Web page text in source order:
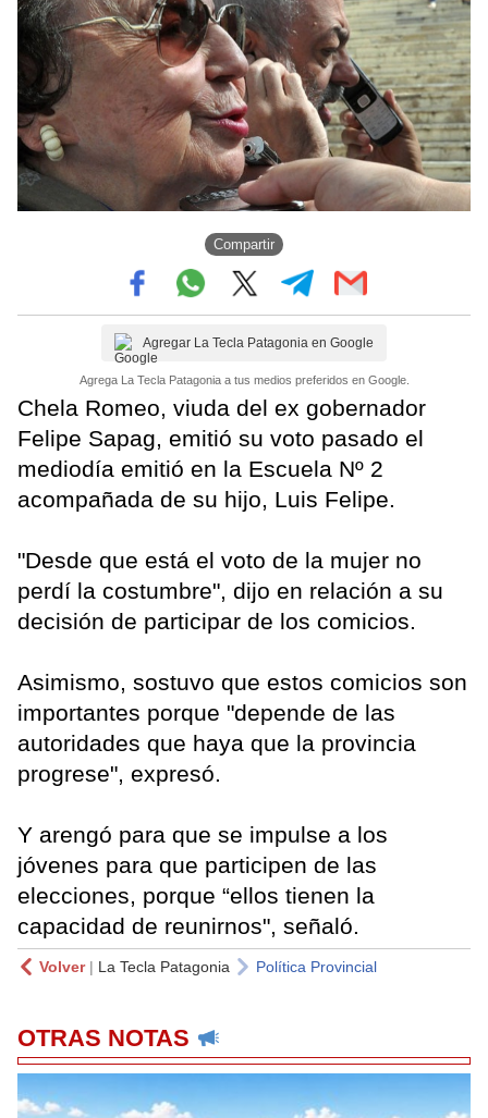
Compartir
Agregar La Tecla Patagonia en Google
Agrega La Tecla Patagonia a tus medios preferidos en Google.
Chela Romeo, viuda del ex gobernador
Felipe Sapag, emitió su voto pasado el
mediodía emitió en la Escuela Nº 2
acompañada de su hijo, Luis Felipe.
"Desde que está el voto de la mujer no
perdí la costumbre", dijo en relación a su
decisión de participar de los comicios.
Asimismo, sostuvo que estos comicios son
importantes porque "depende de las
autoridades que haya que la provincia
progrese", expresó.
Y arengó para que se impulse a los
jóvenes para que participen de las
elecciones, porque “ellos tienen la
capacidad de reunirnos", señaló.
Volver| La Tecla Patagonia Política Provincial
OTRAS NOTAS